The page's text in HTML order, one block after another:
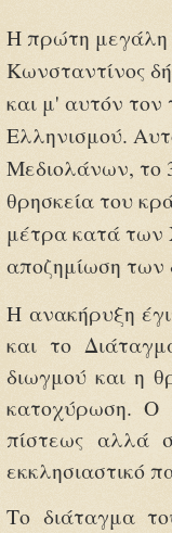
Η πρώτη μεγάλη
Κωνσταντίνος
και μ' αυτόν
Ελληνισμού.
Μεδιολάνων, το
θρησκεία του
μέτρα κατά των
αποζημίωση
Η ανακήρυξη
και το
διωγμού και η
κατοχύρωση. Ο
πίστεως αλλά
εκκλησιαστικό
Το διάταγμα